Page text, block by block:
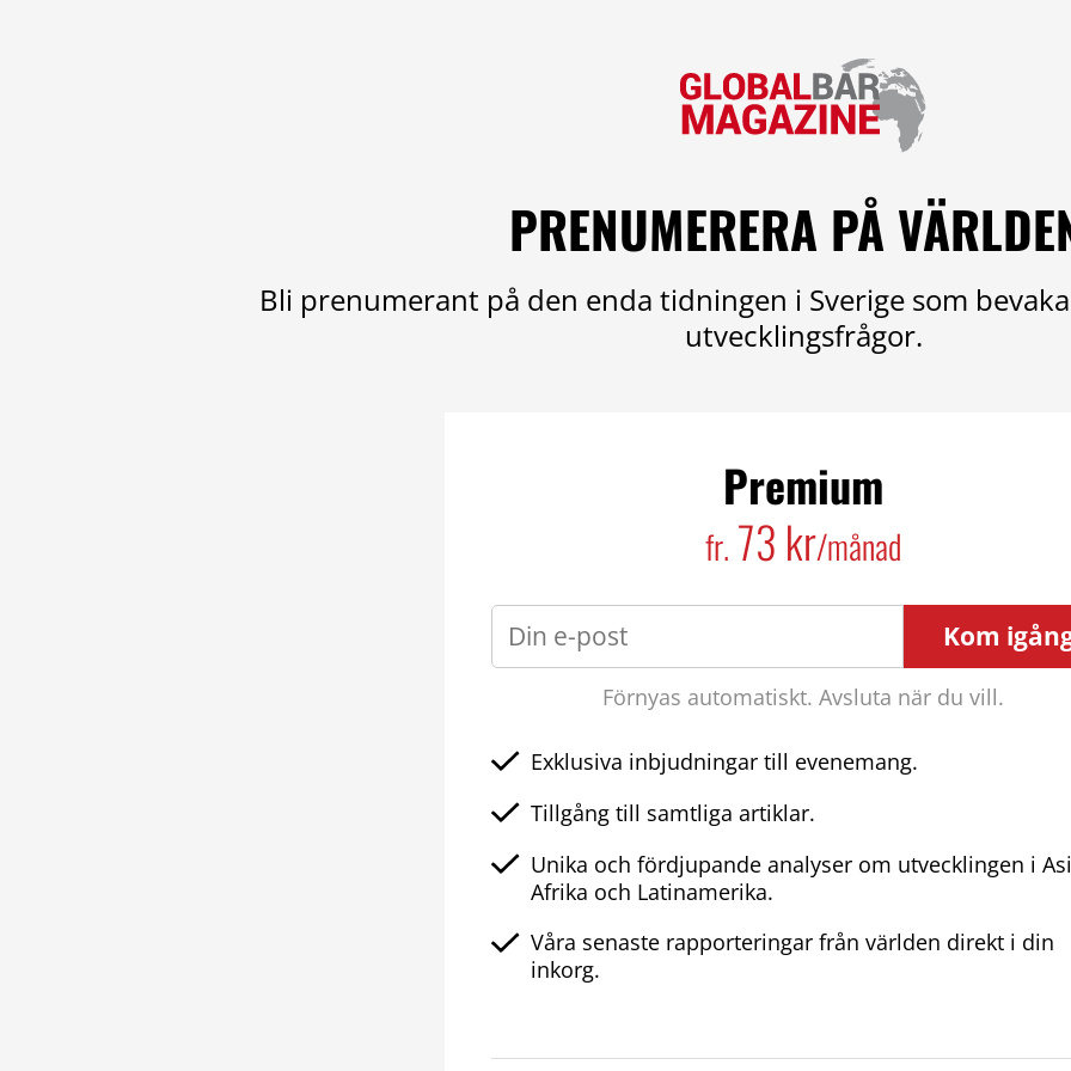
PRENUMERERA PÅ
Bli prenumerant på den enda tidningen i Sverige som
utvecklingsfrågor.
Premium
fr. 73 kr/månad
Kom
Förnyas automatiskt. Avsluta när du vill.
Exklusiva inbjudningar till evenemang.
Tillgång till samtliga artiklar.
Unika och fördjupande analyser om utvecklingen i
Afrika och Latinamerika.
Våra senaste rapporteringar från världen direkt i din
inkorg.